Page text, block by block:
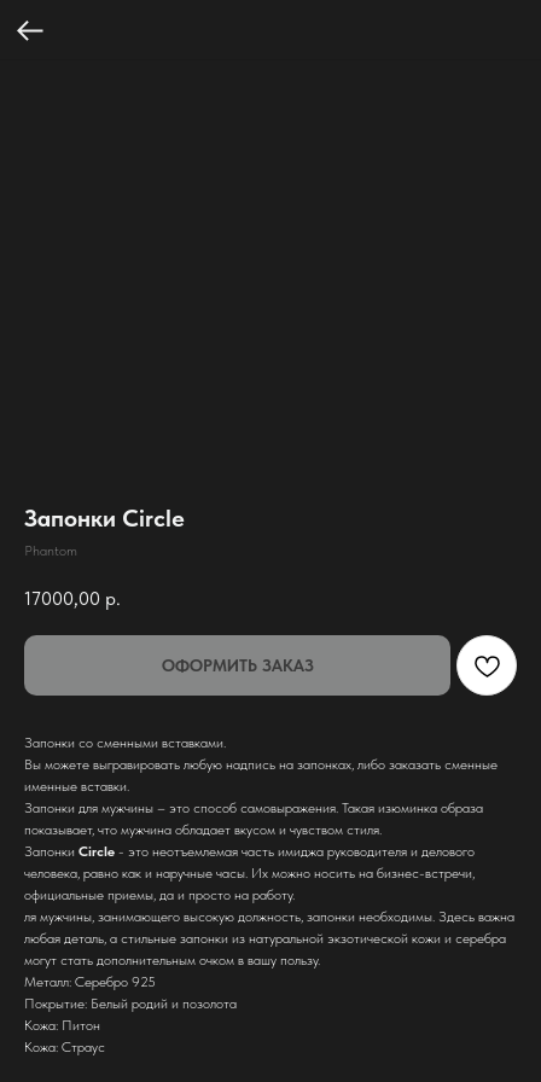
Запонки Circle
Phantom
17000,00 р.
ОФОРМИТЬ ЗАКАЗ
Запонки со сменными вставками.
Вы можете выгравировать любую надпись на запонках, либо заказать сменные
именные вставки.
Запонки для мужчины – это способ самовыражения. Такая изюминка образа
показывает, что мужчина обладает вкусом и чувством стиля.
Запонки Circle - это неотъемлемая часть имиджа руководителя и делового
человека, равно как и наручные часы. Их можно носить на бизнес-встречи,
официальные приемы, да и просто на работу.
ля мужчины, занимающего высокую должность, запонки необходимы. Здесь важна
любая деталь, а стильные запонки из натуральной экзотической кожи и серебра
могут стать дополнительным очком в вашу пользу.
Металл: Серебро 925
Покрытие: Белый родий и позолота
Кожа: Питон
Кожа: Страус